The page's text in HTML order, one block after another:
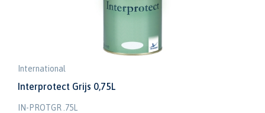
International
Interprotect Grijs 0,75L
IN-PROTGR .75L